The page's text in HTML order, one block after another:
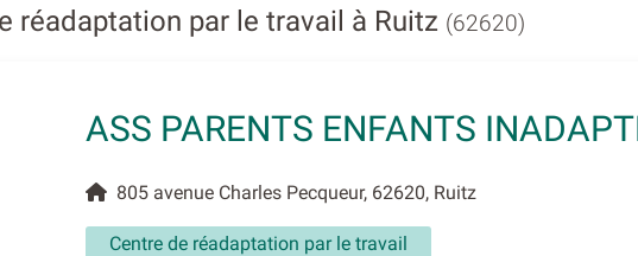
réadaptation par le travail à Ruitz (62620)
ASS PARENTS ENFANTS
805 avenue Charles Pecqueur, 62620, Ruitz
Centre de réadaptation par le travail